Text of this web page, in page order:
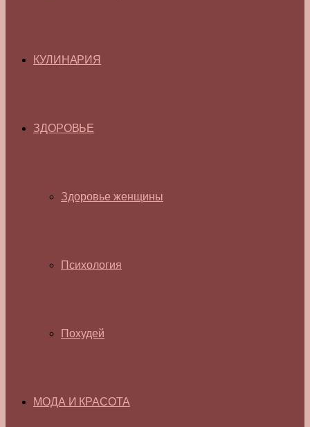
КУЛИНАРИЯ
ЗДОРОВЬЕ
Здоровье женщины
Психология
Похудей
МОДА И КРАСОТА